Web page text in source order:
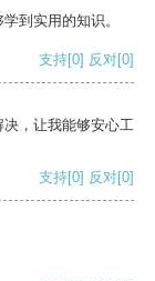
到实用的知识。
支持[0] 反对[0]
，让我能够安心工
支持[0] 反对[0]